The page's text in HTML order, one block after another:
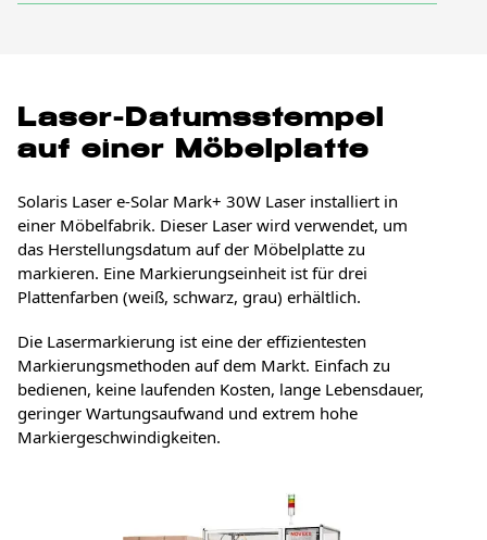
Laser-Datumsstempel
auf einer Möbelplatte
Solaris Laser e-Solar Mark+ 30W Laser installiert in
einer Möbelfabrik. Dieser Laser wird verwendet, um
das Herstellungsdatum auf der Möbelplatte zu
markieren. Eine Markierungseinheit ist für drei
Plattenfarben (weiß, schwarz, grau) erhältlich.
Die Lasermarkierung ist eine der effizientesten
Markierungsmethoden auf dem Markt. Einfach zu
bedienen, keine laufenden Kosten, lange Lebensdauer,
geringer Wartungsaufwand und extrem hohe
Markiergeschwindigkeiten.